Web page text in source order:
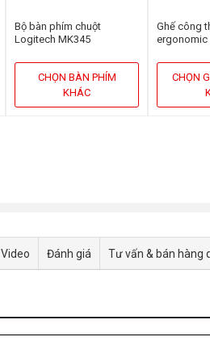
Bộ bàn phím chuột
Logitech MK345
CHỌN BÀN PHÍM
KHÁC
Ghế công
ergonomic
CHỌN
Video Đánh giá Tư vấn & bán hàng